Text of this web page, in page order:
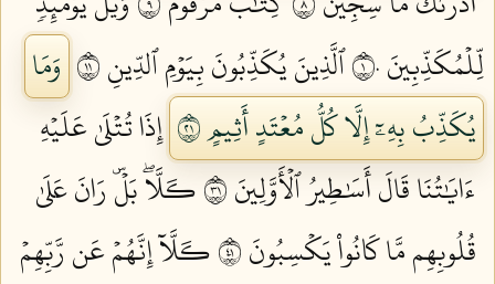
لِّلۡمُكَذِّبِينَ ١٠
ٱلَّذِينَ يُكَذِّبُونَ بِيَوۡمِ ٱلدِّينِ ١١
وَمَا
يُكَذِّبُ بِهِۦٓ إِلَّا كُلُّ مُعۡتَدٍ أَثِيمٍ ١٢
إِذَا تُتۡلَىٰ عَلَيۡهِ
ءَايَٰتُنَا قَالَ أَسَٰطِيرُ ٱلۡأَوَّلِينَ ١٣
كـَلَّاۖ بَلۡۜ رَانَ عَلَىٰ
قُلُوبِهِم مَّا كَانُواْ يَكۡسِبُونَ ١٤
كـَلَّآ إِنَّهُمۡ عَن رَّبِّهِمۡ